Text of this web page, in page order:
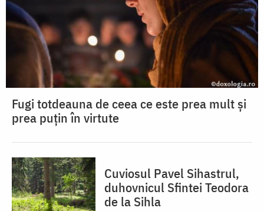
Fugi totdeauna de ceea ce este prea mult și
prea puțin în virtute
Cuviosul Pavel Sihastrul,
duhovnicul Sfintei Teodora
de la Sihla